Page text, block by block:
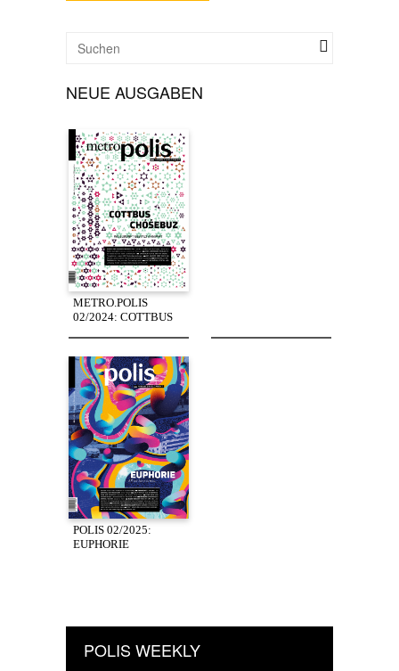
NEUE AUSGABEN
METRO.POLIS
02/2024: COTTBUS
POLIS 02/2025:
EUPHORIE
POLIS WEEKLY